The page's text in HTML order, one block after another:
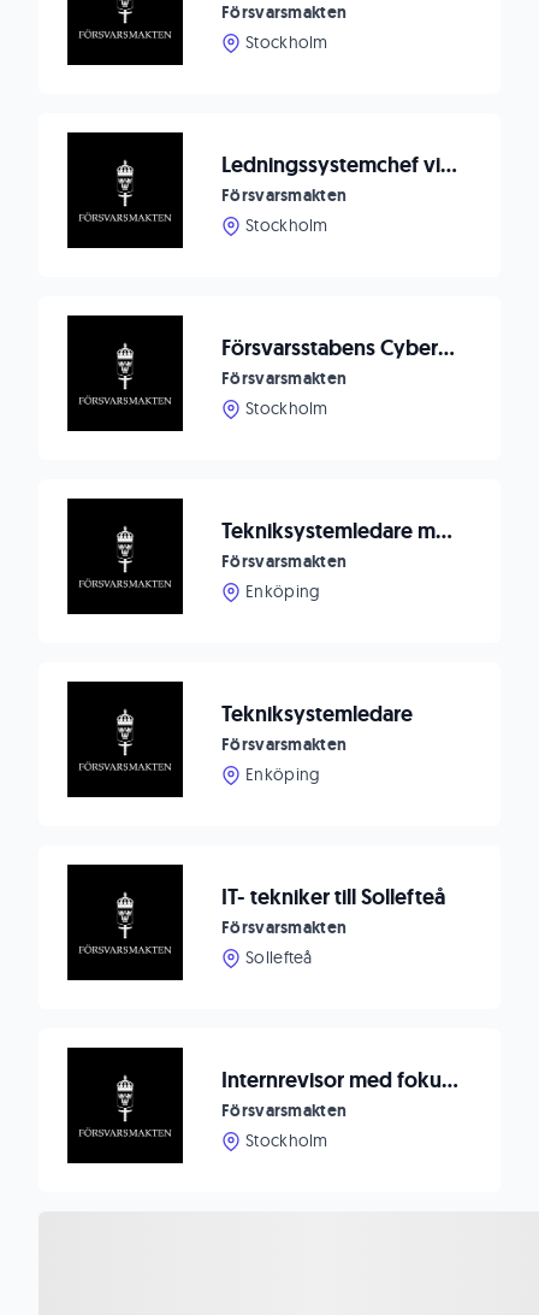
Försvarsmakten
Stockholm
Ledningssystemchef vid ledningsstödsektionen J6 till FMLOG stab
Försvarsmakten
Stockholm
Försvarsstabens Cyberenhet söker erfaren Handläggare för Nato CIS Policy inklusive Nato standardisering
Försvarsmakten
Stockholm
Tekniksystemledare med inriktning IT-informationssäkerhet
Försvarsmakten
Enköping
Tekniksystemledare
Försvarsmakten
Enköping
IT- tekniker till Sollefteå
Försvarsmakten
Sollefteå
Internrevisor med fokus på IT till Försvarsmakten
Försvarsmakten
Stockholm